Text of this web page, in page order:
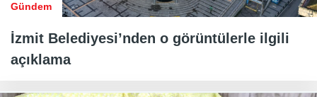
Gündem
İzmit Belediyesi’nden o görüntülerle ilgili
açıklama